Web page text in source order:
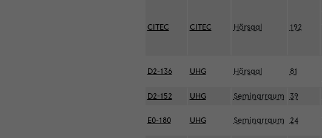
CITEC CITEC Hörsaal 192
D2-136 UHG Hörsaal 81
D2-152 UHG Seminarraum 39
E0-180 UHG Seminarraum 24